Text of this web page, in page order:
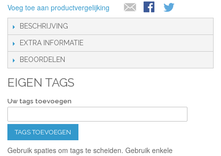
Voeg toe aan productvergelijking
BESCHRIJVING
EXTRA INFORMATIE
BEOORDELEN
EIGEN TAGS
Uw tags toevoegen
TAGS TOEVOEGEN
Gebruik spaties om tags te scheiden. Gebruik enkele